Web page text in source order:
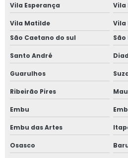
Janela vidro insulado
Janela vidro multilaminado
Janela vidro multilaminado em
Janela vidro multilaminado em sp
Janela vidro quádruplo
Janela vidro triplo
Janela de vidro triplo em sp
Vila Esperança Vila
Vila Matilde
Vila
São Caetano do sul
Santo André
Guarulhos
Ribeirão Pires
Embu
Embu das Artes
Osasco